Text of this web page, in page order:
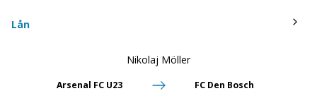
Lån
Nikolaj Möller
Arsenal FC U23 FC Den Bosch